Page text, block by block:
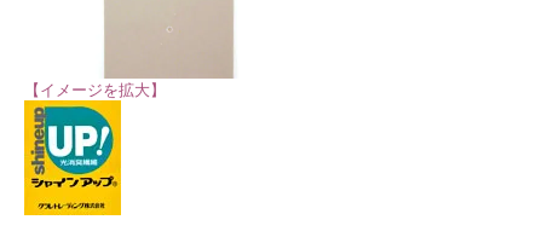
【イメージを拡大】